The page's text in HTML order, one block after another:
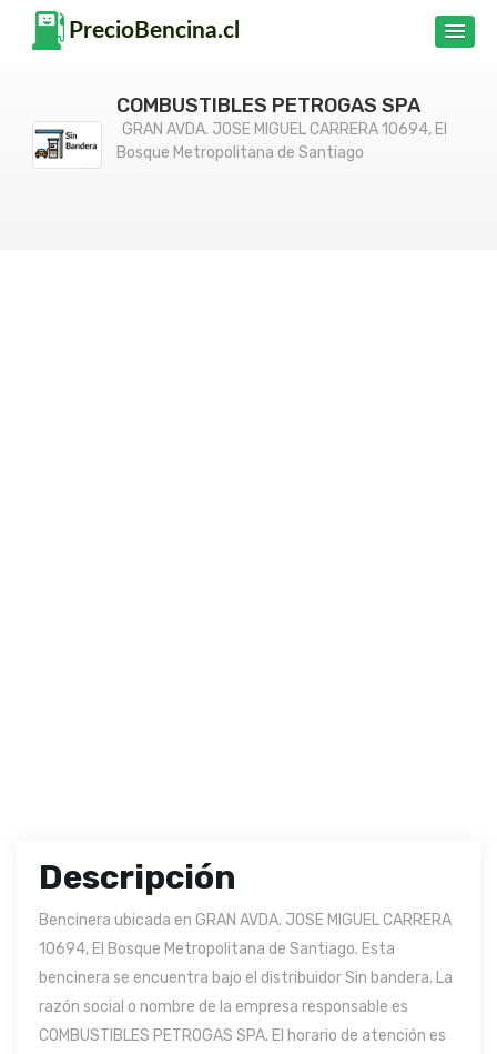
COMBUSTIBLES PETROGAS SPA
GRAN AVDA. JOSE MIGUEL CARRERA 10694, El
Bosque Metropolitana de Santiago
Descripción
Bencinera ubicada en GRAN AVDA. JOSE MIGUEL CARRERA
10694, El Bosque Metropolitana de Santiago. Esta
bencinera se encuentra bajo el distribuidor Sin bandera. La
razón social o nombre de la empresa responsable es
COMBUSTIBLES PETROGAS SPA. El horario de atención es